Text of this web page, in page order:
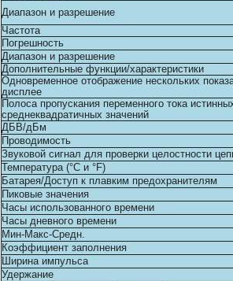
Диапазон и разрешение
Частота
Погрешность
Диапазон и разрешение
Дополнительные функции/характеристики
Одновременное отображение нескольких
дисплее
Полоса пропускания переменного тока
среднеквадратичных значений
ДБВ/дБм
Проводимость
Звуковой сигнал для проверки целостности
Температура (°C и °F)
Батарея/Доступ к плавким предохранителям
Пиковые значения
Часы использованного времени
Часы дневного времени
Мин-Макс-Средн.
Коэффициент заполнения
Ширина импульса
Удержание